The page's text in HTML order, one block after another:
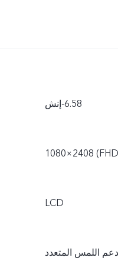
‏2408×1080
LCD
دعم اللمس المتعدد